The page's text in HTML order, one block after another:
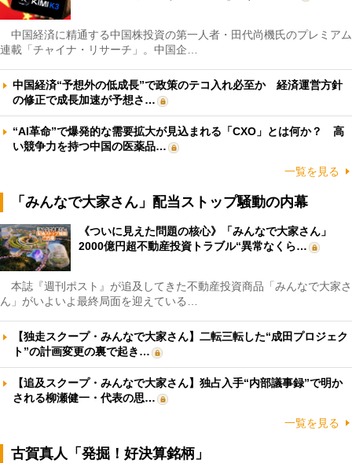
中国経済に精通する中国株投資の第一人者・田代尚機氏のプレミアム
連載「チャイナ・リサーチ」。中国企…
中国経済“予想外の低成長”で政策のテコ入れ必至か 経済運営方針
の修正で成長加速が予想さ…
“AI革命”で爆発的な需要拡大が見込まれる「CXO」とは何か？ 高
い競争力を持つ中国の医薬品…
一覧を見る
「みんなで大家さん」配当ストップ騒動の内幕
《ついに見えた問題の核心》「みんなで大家さん」
2000億円超不動産投資トラブル“異常なくら…
本誌『週刊ポスト』が追及してきた不動産投資商品「みんなで大家さ
ん」がいよいよ最終局面を迎えている…
【独走スクープ・みんなで大家さん】二転三転した“成田プロジェク
ト”の計画変更の裏で起き…
【追及スクープ・みんなで大家さん】独占入手“内部議事録”で明か
される柳瀬健一・代表の思…
一覧を見る
古賀真人「発掘！好決算銘柄」